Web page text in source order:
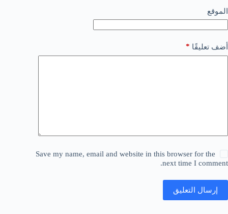
الموقع
أضف تعليقًا *
Save my name, email and website in this browser for the
next time I comment.
إرسال التعليق